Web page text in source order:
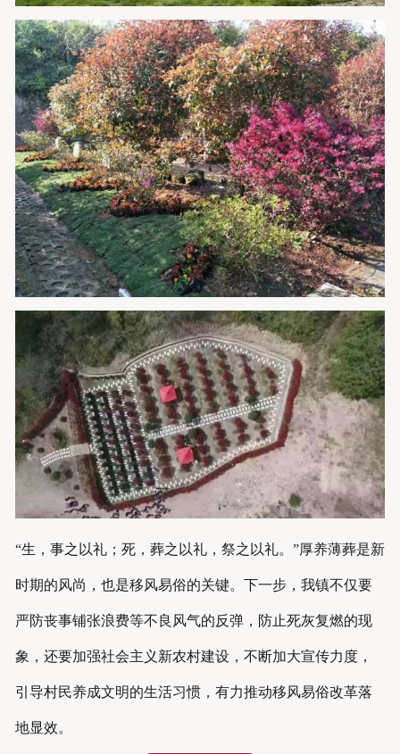
“生，事之以礼；死，葬之以礼，祭之以礼。”厚养薄葬是新
时期的风尚，也是移风易俗的关键。下一步，我镇不仅要
严防丧事铺张浪费等不良风气的反弹，防止死灰复燃的现
象，还要加强社会主义新农村建设，不断加大宣传力度，
引导村民养成文明的生活习惯，有力推动移风易俗改革落
地显效。